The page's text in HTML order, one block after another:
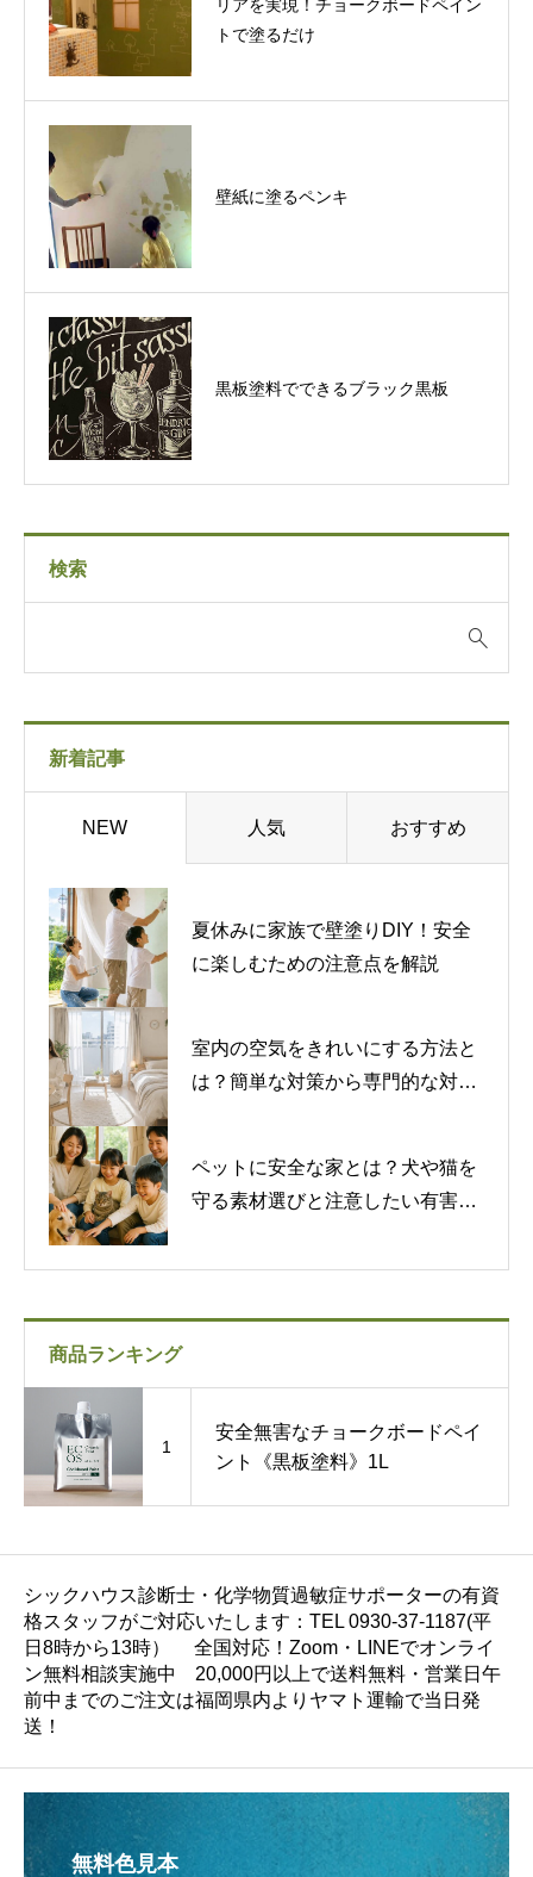
リアを実現！チョークボードペイン
トで塗るだけ
壁紙に塗るペンキ
黒板塗料でできるブラック黒板
検索
新着記事
NEW 人気 おすすめ
夏休みに家族で壁塗りDIY！安全
に楽しむための注意点を解説
室内の空気をきれいにする方法と
は？簡単な対策から専門的な対策
ペットに安全な家とは？犬や猫を
守る素材選びと注意したい有害物
商品ランキング
1
安全無害なチョークボードペイ
ント《黒板塗料》1L
シックハウス診断士・化学物質過敏症サポーターの有資
格スタッフがご対応いたします：TEL 0930-37-1187(平
日8時から13時） 全国対応！Zoom・LINEでオンライ
ン無料相談実施中 20,000円以上で送料無料・営業日午
前中までのご注文は福岡県内よりヤマト運輸で当日発
送！
無料色見本